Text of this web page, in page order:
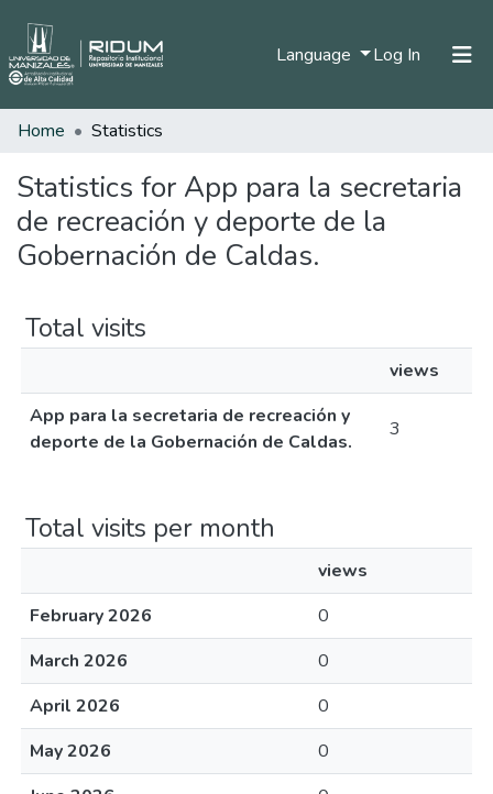
Language Log In (current)
Communities & Collections
All of DSpace
Home Statistics
Statistics for App para la secretaria
de recreación y deporte de la
Gobernación de Caldas.
Total visits
views
App para la secretaria de recreación y
deporte de la Gobernación de Caldas.
3
Total visits per month
views
February 2026
0
March 2026
0
April 2026
0
May 2026
0